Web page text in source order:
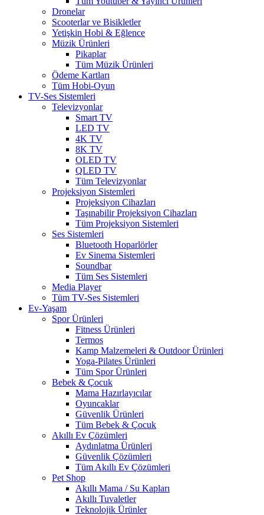
Dronelar
Scooterlar ve Bisikletler
Yetişkin Hobi & Eğlence
Müzik Ürünleri
Pikaplar
Tüm Müzik Ürünleri
Ödeme Kartları
Tüm Hobi-Oyun
TV-Ses Sistemleri
Televizyonlar
Smart TV
LED TV
4K TV
8K TV
OLED TV
QLED TV
Tüm Televizyonlar
Projeksiyon Sistemleri
Projeksiyon Cihazları
Taşınabilir Projeksiyon Cihazları
Tüm Projeksiyon Sistemleri
Ses Sistemleri
Bluetooth Hoparlörler
Ev Sinema Sistemleri
Soundbar
Tüm Ses Sistemleri
Media Player
Tüm TV-Ses Sistemleri
Ev-Yaşam
Spor Ürünleri
Fitness Ürünleri
Termos
Kamp Malzemeleri & Outdoor Ürünleri
Yoga-Pilates Ürünleri
Tüm Spor Ürünleri
Bebek & Çocuk
Mama Hazırlayıcılar
Oyuncaklar
Güvenlik Ürünleri
Tüm Bebek & Çocuk
Akıllı Ev Çözümleri
Aydınlatma Ürünleri
Güvenlik Çözümleri
Tüm Akıllı Ev Çözümleri
Pet Shop
Akıllı Mama / Su Kapları
Akıllı Tuvaletler
Teknolojik Ürünler